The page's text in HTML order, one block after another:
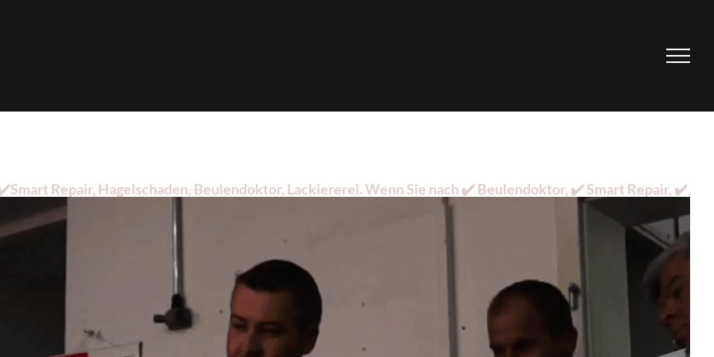
Repair, Hagelschaden, Beulendoktor, Lackiererei. Wenn Sie nach ✔️ Beulendoktor, ✔️ Smart Repair, ✔️
haben: ➡️ Dellentechnik-Mesenez, Ihr Dellenprofi für 58332 Schwelm. Wir sind Ihr Profi ✉.